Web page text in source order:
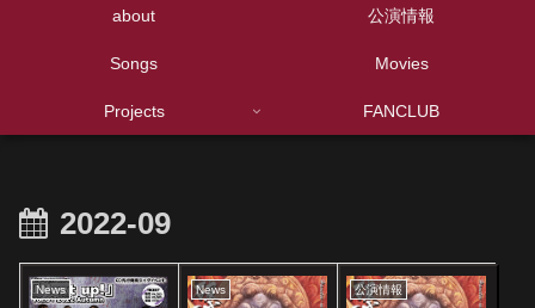
about 公演情報
Songs Movies
Projects FANCLUB
2022-09
News News 公演情報